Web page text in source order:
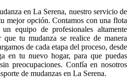
en La Serena, nuestro servicio de
mejor opción. Contamos con una flota
equipo de profesionales altamente
que tu mudanza se realice de manera
de cada etapa del proceso, desde
en tu nuevo hogar, para que puedas
preocupaciones. Confía en nosotros
de mudanzas en La Serena.